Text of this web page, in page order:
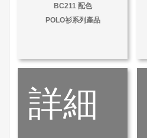
BC211 配色
POLO衫系列產品
詳細